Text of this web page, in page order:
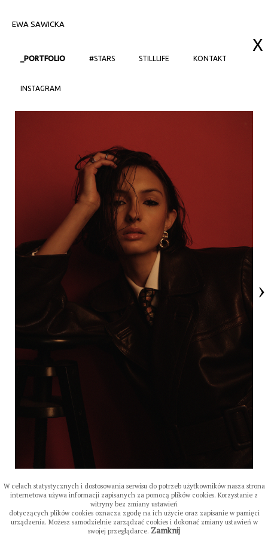
EWA SAWICKA
_PORTFOLIO #STARS STILLLIFE KONTAKT
INSTAGRAM
X
›
W celach statystycznych i dostosowania serwisu do potrzeb użytkowników nasza strona
internetowa używa informacji zapisanych za pomocą plików cookies. Korzystanie z
witryny bez zmiany ustawień
dotyczących plików cookies oznacza zgodę na ich użycie oraz zapisanie w pamięci
urządzenia. Możesz samodzielnie zarządzać cookies i dokonać zmiany ustawień w
swojej przeglądarce. Zamknij